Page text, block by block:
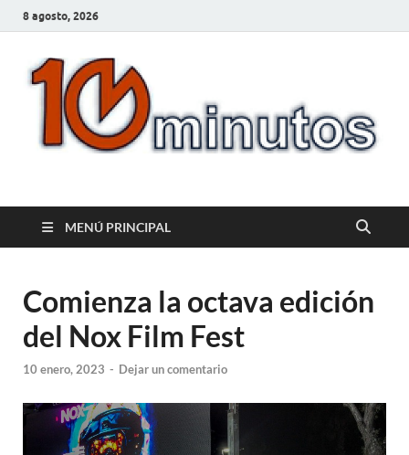
8 agosto, 2026
10minutos.com.uy
MENÚ PRINCIPAL
Comienza la octava edición
del Nox Film Fest
10 enero, 2023 - Dejar un comentario